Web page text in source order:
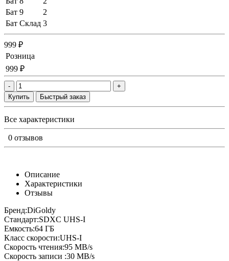
Бат 9
2
Бат Склад 3
999 ₽
Розница
999 ₽
-
+
Купить
Быстрый заказ
Все характеристики
0 отзывов
Описание
Характеристики
Отзывы
Бренд:DiGoldy
Стандарт:SDXC UHS-I
Емкость:64 ГБ
Класс скорости:UHS-I
Скорость чтения:95 MB/s
Скорость записи :30 MB/s